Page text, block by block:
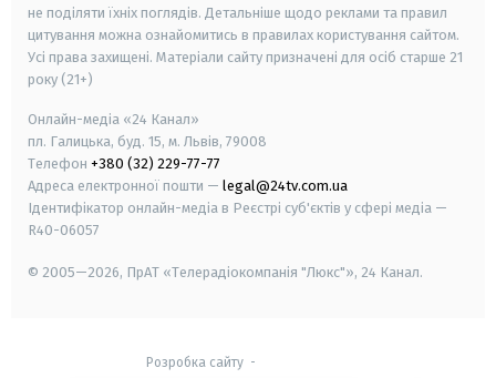
не поділяти їхніх поглядів. Детальніше щодо реклами та правил
цитування можна ознайомитись в правилах користування сайтом.
Усі права захищені. Матеріали сайту призначені для осіб старше 21
року (21+)
Онлайн-медіа «24 Канал»
пл. Галицька, буд. 15, м. Львів, 79008
Телефон +380 (32) 229-77-77
Адреса електронної пошти — legal@24tv.com.ua
Ідентифікатор онлайн-медіа в Реєстрі суб'єктів у сфері медіа —
R40-06057
© 2005—2026, ПрАТ «Телерадіокомпанія "Люкс"», 24 Канал.
Розробка сайту-